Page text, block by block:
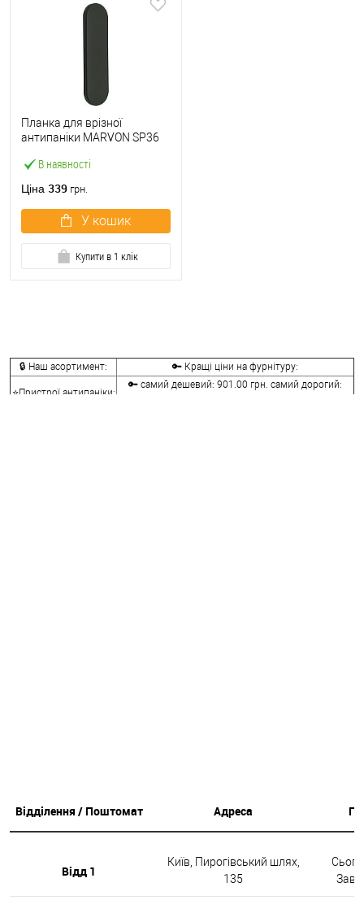
В наявності
Планка для врізної
антипаніки MARVON SP36
Ціна 339 грн.
У кошик
Купити в 1 клік
🔒 Наш асортимент: 🔑 Кращі ціни на фурнітуру:
⭐Пристрої антипаніки:
🔑 самий дешевий: 901.00 грн. самий дорогий:
Відділення / Поштомат Адреса
Відд 1
Київ, Пирогівський шлях,
135